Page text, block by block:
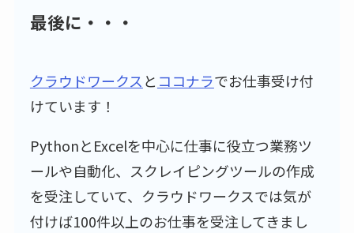
最後に・・・
クラウドワークスと ココナラでお仕事受け付
けています！
PythonとExcelを中心に仕事に役立つ業務ツ
ールや自動化、スクレイピングツールの作成
を受注していて、クラウドワークスでは気が
付けば100件以上のお仕事を受注してきまし